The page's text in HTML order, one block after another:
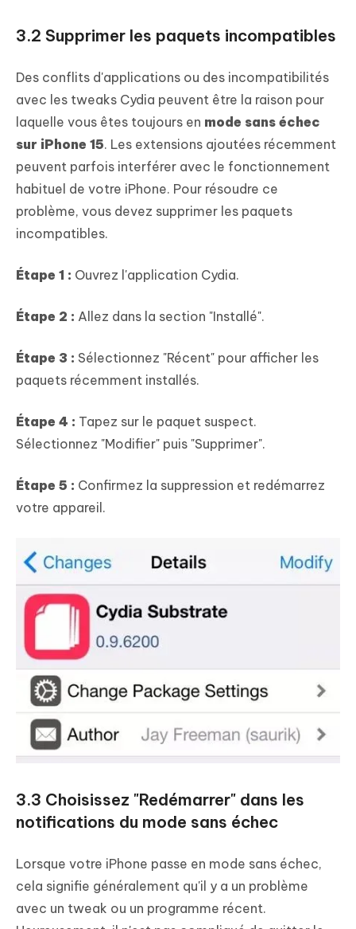
3.2 Supprimer les paquets incompatibles
Des conflits d'applications ou des incompatibilités
avec les tweaks Cydia peuvent être la raison pour
laquelle vous êtes toujours en mode sans échec
sur iPhone 15. Les extensions ajoutées récemment
peuvent parfois interférer avec le fonctionnement
habituel de votre iPhone. Pour résoudre ce
problème, vous devez supprimer les paquets
incompatibles.
Étape 1 : Ouvrez l'application Cydia.
Étape 2 : Allez dans la section "Installé".
Étape 3 : Sélectionnez "Récent" pour afficher les
paquets récemment installés.
Étape 4 : Tapez sur le paquet suspect.
Sélectionnez "Modifier" puis "Supprimer".
Étape 5 : Confirmez la suppression et redémarrez
votre appareil.
3.3 Choisissez "Redémarrer" dans les
notifications du mode sans échec
Lorsque votre iPhone passe en mode sans échec,
cela signifie généralement qu'il y a un problème
avec un tweak ou un programme récent.